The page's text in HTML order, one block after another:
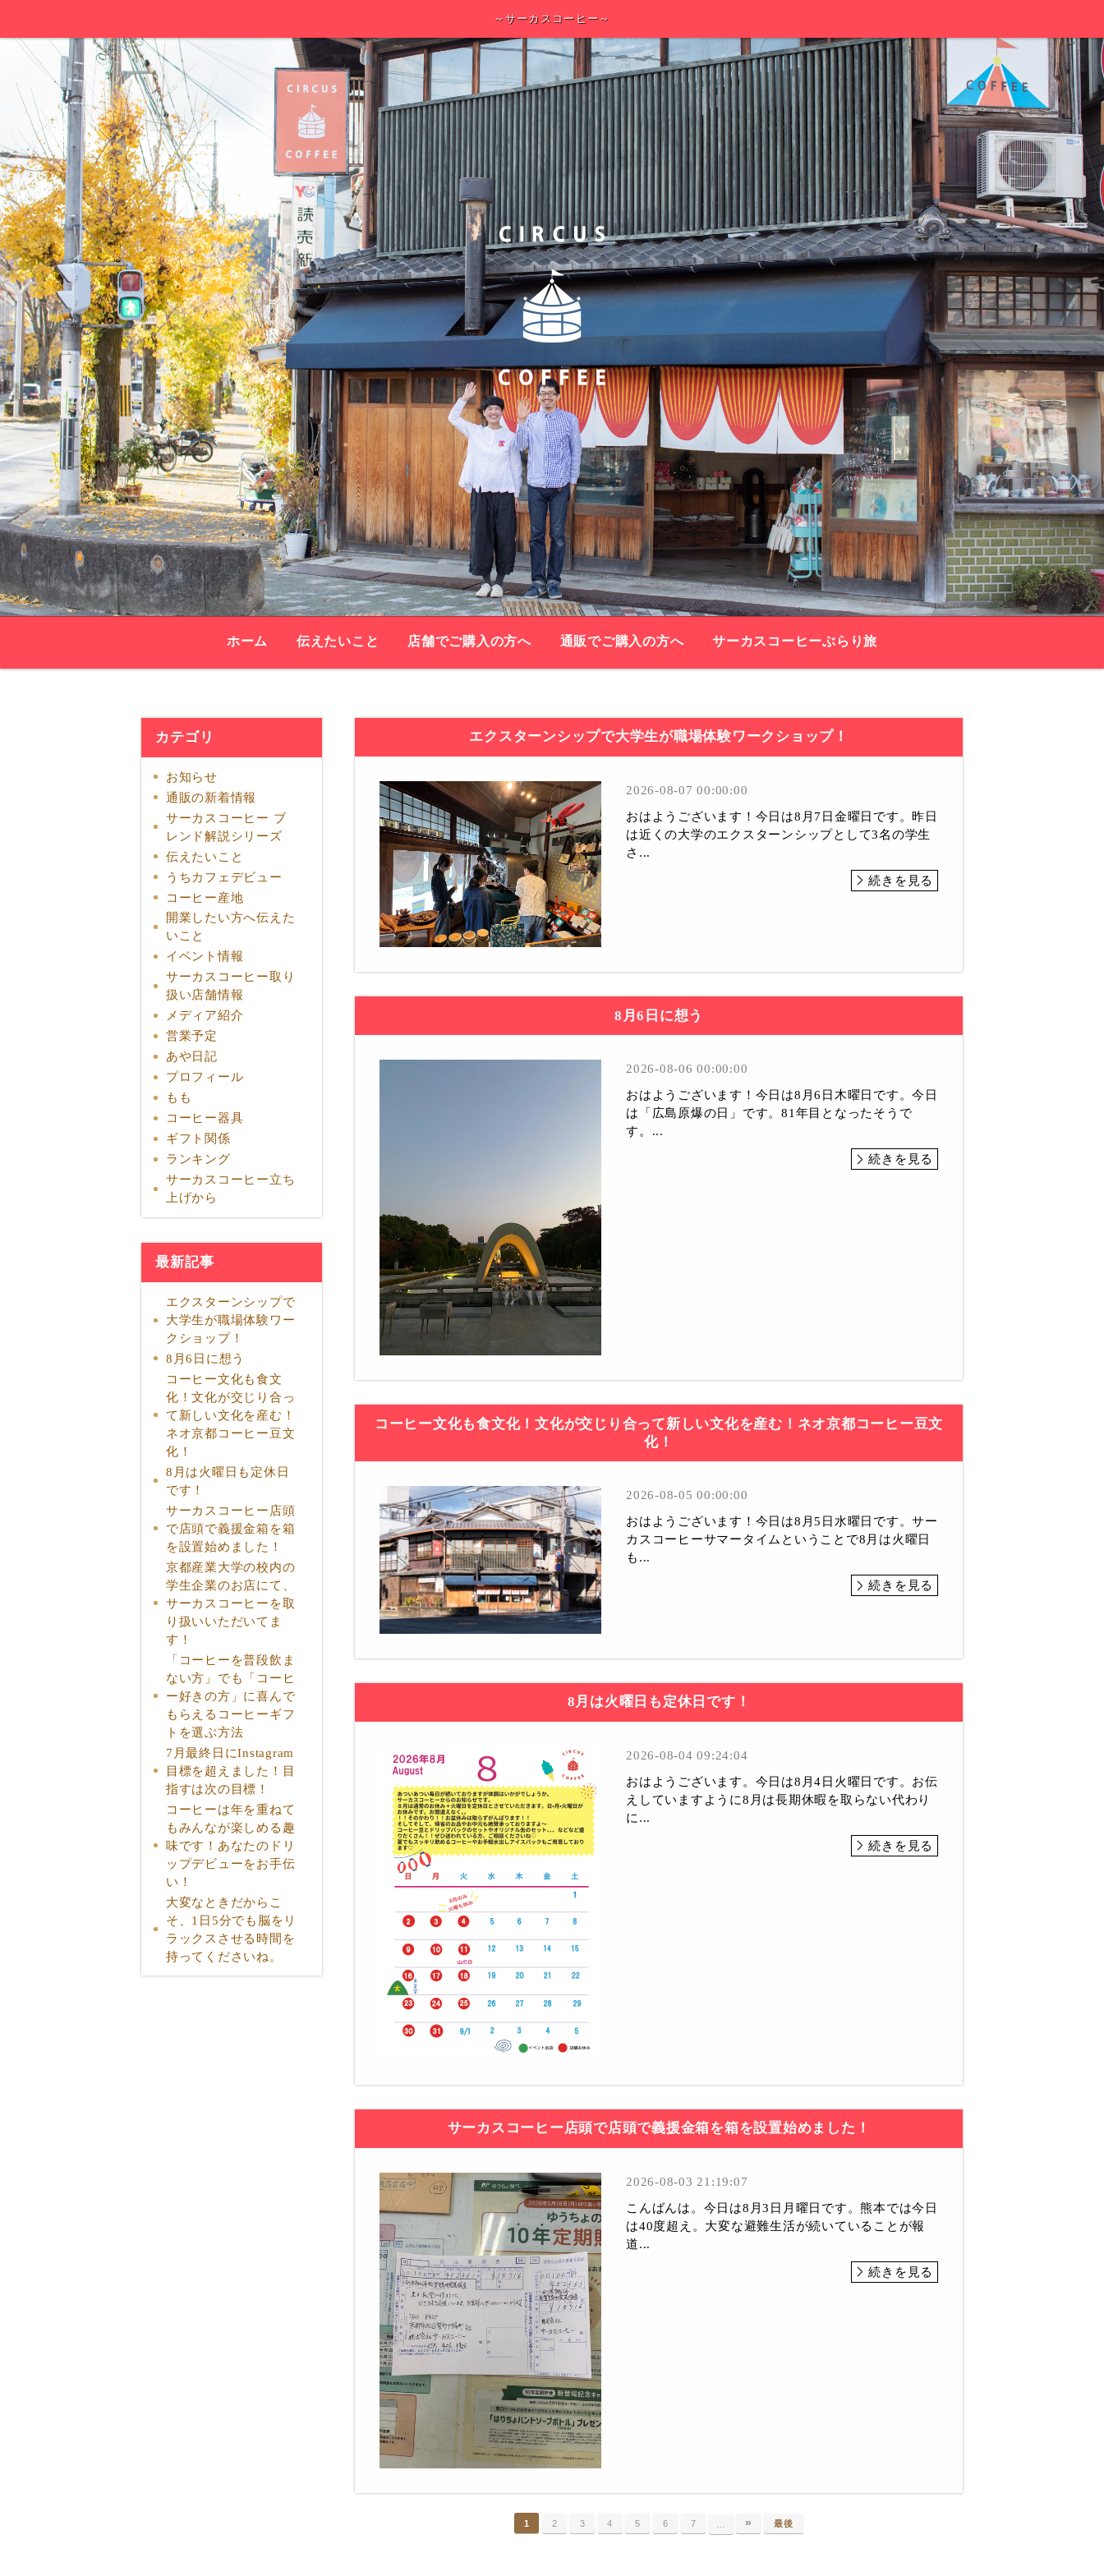
～サーカスコーヒー～
ホーム 伝えたいこと 店舗でご購入の方へ 通販でご購入の方へ サーカスコーヒーぶらり旅
カテゴリ
お知らせ
通販の新着情報
サーカスコーヒー ブ
レンド解説シリーズ
伝えたいこと
うちカフェデビュー
コーヒー産地
開業したい方へ伝えた
いこと
イベント情報
サーカスコーヒー取り
扱い店舗情報
メディア紹介
営業予定
あや日記
プロフィール
もも
コーヒー器具
ギフト関係
ランキング
サーカスコーヒー立ち
上げから
最新記事
エクスターンシップで
大学生が職場体験ワー
クショップ！
8月6日に想う
コーヒー文化も食文
化！文化が交じり合っ
て新しい文化を産む！
ネオ京都コーヒー豆文
化！
8月は火曜日も定休日
です！
サーカスコーヒー店頭
で店頭で義援金箱を箱
を設置始めました！
京都産業大学の校内の
学生企業のお店にて、
サーカスコーヒーを取
り扱いいただいてま
す！
「コーヒーを普段飲ま
ない方」でも「コーヒ
ー好きの方」に喜んで
もらえるコーヒーギフ
トを選ぶ方法
7月最終日にInstagram
目標を超えました！目
指すは次の目標！
コーヒーは年を重ねて
もみんなが楽しめる趣
味です！あなたのドリ
ップデビューをお手伝
い！
大変なときだからこ
そ、1日5分でも脳をリ
ラックスさせる時間を
持ってくださいね。
エクスターンシップで大学生が職場体験ワークショップ！
2026-08-07 00:00:00
おはようございます！今日は8月7日金曜日です。昨日
は近くの大学のエクスターンシップとして3名の学生
さ...
続きを見る
8月6日に想う
2026-08-06 00:00:00
おはようございます！今日は8月6日木曜日です。今日
は「広島原爆の日」です。81年目となったそうで
す。...
続きを見る
コーヒー文化も食文化！文化が交じり合って新しい文化を産む！ネオ京都コーヒー豆文
化！
2026-08-05 00:00:00
おはようございます！今日は8月5日水曜日です。サー
カスコーヒーサマータイムということで8月は火曜日
も...
続きを見る
8月は火曜日も定休日です！
2026-08-04 09:24:04
おはようございます。今日は8月4日火曜日です。お伝
えしていますように8月は長期休暇を取らない代わり
に...
続きを見る
サーカスコーヒー店頭で店頭で義援金箱を箱を設置始めました！
2026-08-03 21:19:07
こんばんは。今日は8月3日月曜日です。熊本では今日
は40度超え。大変な避難生活が続いていることが報
道...
続きを見る
1 2 3 4 5 6 7 » 最後